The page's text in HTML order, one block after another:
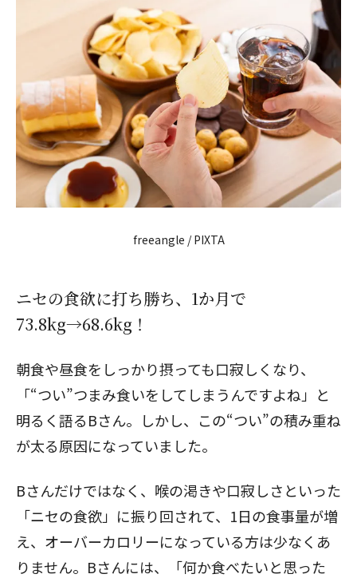
freeangle / PIXTA
ニセの食欲に打ち勝ち、1か月で
73.8kg→68.6kg！
朝食や昼食をしっかり摂っても口寂しくなり、
「“つい”つまみ食いをしてしまうんですよね」と
明るく語るBさん。しかし、この“つい”の積み重ね
が太る原因になっていました。
Bさんだけではなく、喉の渇きや口寂しさといった
「ニセの食欲」に振り回されて、1日の食事量が増
え、オーバーカロリーになっている方は少なくあ
りません。Bさんには、「何か食べたいと思った